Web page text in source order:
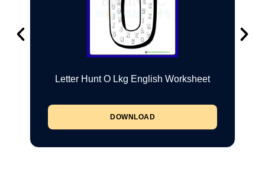
Letter Hunt O Lkg English Worksheet
DOWNLOAD